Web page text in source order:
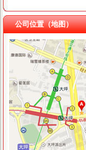
公司位置（地图）
工商动态
城口局全面启动“四
中纪委监察部驻国家
荣昌局重庆公司注销
大足局“五举措”重庆
永川局广告监管工作